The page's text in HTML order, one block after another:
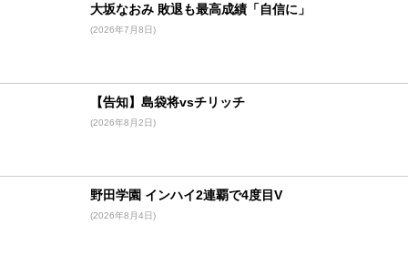
大坂なおみ 敗退も最高成績「自信に」
(2026年7月8日)
【告知】島袋将vsチリッチ
(2026年8月2日)
野田学園 インハイ2連覇で4度目V
(2026年8月4日)